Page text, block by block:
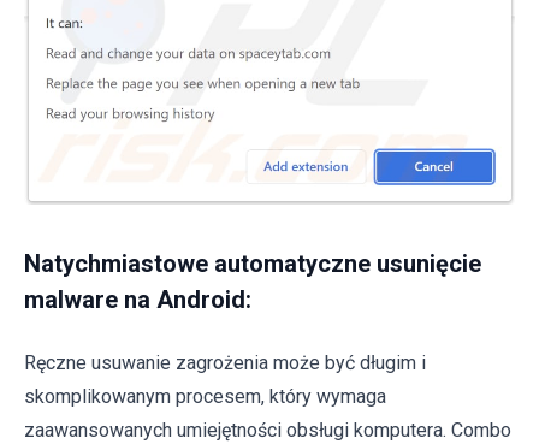
Natychmiastowe automatyczne usunięcie
malware na Android:
Ręczne usuwanie zagrożenia może być długim i
skomplikowanym procesem, który wymaga
zaawansowanych umiejętności obsługi komputera. Combo